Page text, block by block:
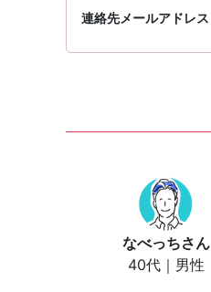
連絡先メールアドレス
なべっちさん
40代｜男性